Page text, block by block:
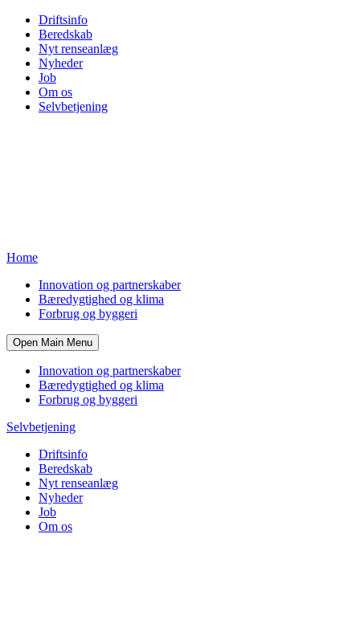
Driftsinfo
Beredskab
Nyt renseanlæg
Nyheder
Job
Om os
Selvbetjening
Home
Innovation og partnerskaber
Bæredygtighed og klima
Forbrug og byggeri
Open Main Menu
Innovation og partnerskaber
Bæredygtighed og klima
Forbrug og byggeri
Selvbetjening
Driftsinfo
Beredskab
Nyt renseanlæg
Nyheder
Job
Om os